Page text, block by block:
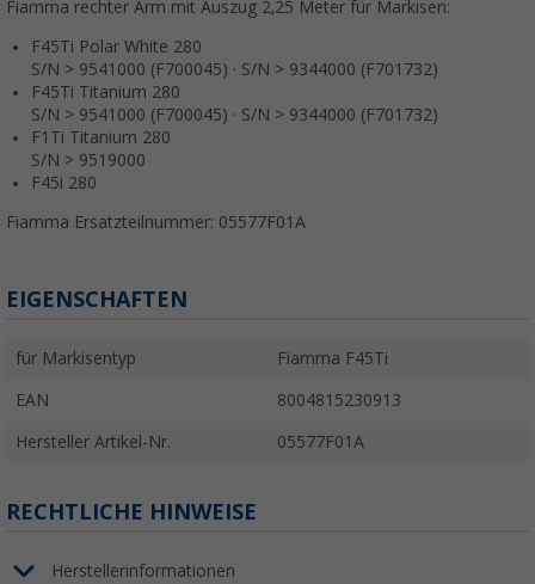
Fiamma rechter Arm mit Auszug 2,25 Meter für Markisen:
F45Ti Polar White 280
S/N > 9541000 (F700045) · S/N > 9344000 (F701732)
F45Ti Titanium 280
S/N > 9541000 (F700045) · S/N > 9344000 (F701732)
F1Ti Titanium 280
S/N > 9519000
F45i 280
Fiamma Ersatzteilnummer: 05577F01A
EIGENSCHAFTEN
für Markisentyp Fiamma F45Ti
EAN 8004815230913
Hersteller Artikel-Nr. 05577F01A
RECHTLICHE HINWEISE
Herstellerinformationen